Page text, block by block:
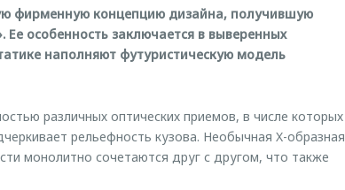
фирменную концепцию дизайна, получившую
особенность заключается в выверенных
наполняют футуристическую модель
различных оптических приемов, в числе которых
рельефность кузова. Необычная X-образная
монолитно сочетаются друг с другом, что также